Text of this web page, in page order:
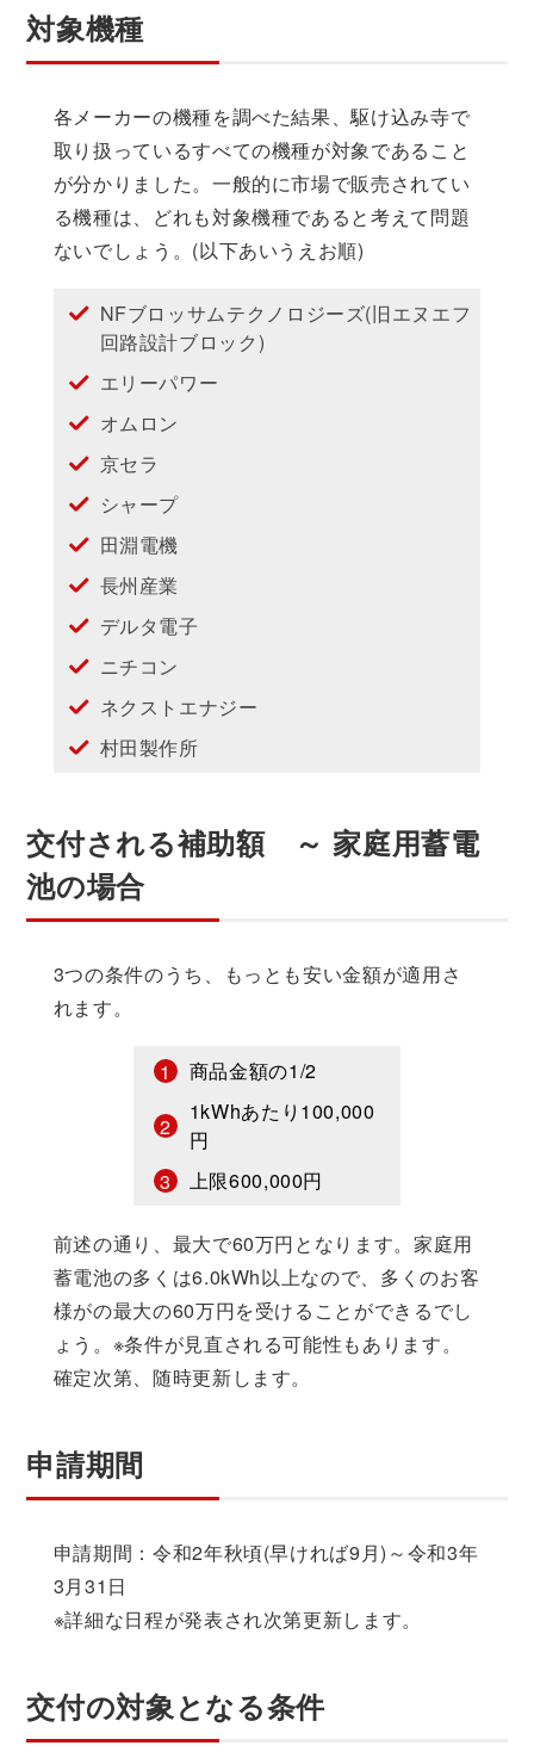
対象機種
各メーカーの機種を調べた結果、駆け込み寺で
取り扱っているすべての機種が対象であること
が分かりました。一般的に市場で販売されてい
る機種は、どれも対象機種であると考えて問題
ないでしょう。(以下あいうえお順)
NFブロッサムテクノロジーズ(旧エヌエフ
回路設計ブロック)
エリーパワー
オムロン
京セラ
シャープ
田淵電機
長州産業
デルタ電子
ニチコン
ネクストエナジー
村田製作所
交付される補助額 ～ 家庭用蓄電
池の場合
3つの条件のうち、もっとも安い金額が適用さ
れます。
商品金額の1/2
1kWhあたり100,000
円
上限600,000円
前述の通り、最大で60万円となります。家庭用
蓄電池の多くは6.0kWh以上なので、多くのお客
様がの最大の60万円を受けることができるでし
ょう。※条件が見直される可能性もあります。
確定次第、随時更新します。
申請期間
申請期間：令和2年秋頃(早ければ9月)～令和3年
3月31日
※詳細な日程が発表され次第更新します。
交付の対象となる条件